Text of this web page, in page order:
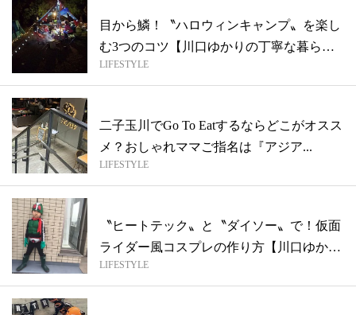
目から鱗！〝ハロウィンキャンプ〟を楽し
む3つのコツ【川口ゆかりの丁寧な暮ら
し】
LIFESTYLE
二子玉川でGo To Eatするならどこがオスス
メ？おしゃれママご指名は『アジア...
LIFESTYLE
〝ヒートテック〟と〝ダイソー〟で！仮面
ライダー風コスプレの作り方【川口ゆかり
の丁...
LIFESTYLE